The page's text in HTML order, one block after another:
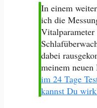
In einem
ich die
dabei
meinem
im 24 Tage
kannst Du